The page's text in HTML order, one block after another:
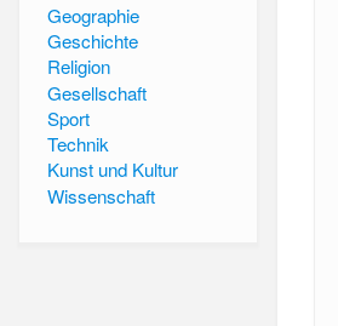
Geographie
Geschichte
Religion
Gesellschaft
Sport
Technik
Kunst und Kultur
Wissenschaft